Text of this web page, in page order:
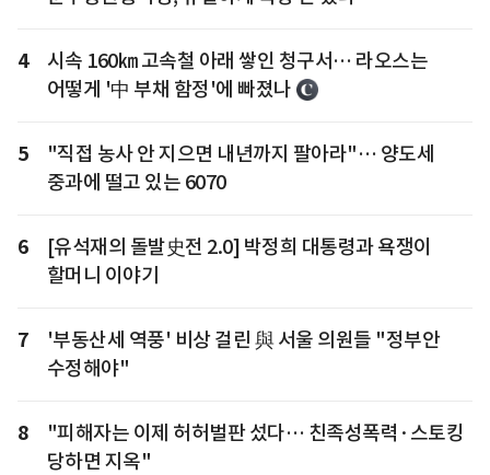
4
시속 160㎞ 고속철 아래 쌓인 청구서… 라오스는
어떻게 '中 부채 함정'에 빠졌나
5
"직접 농사 안 지으면 내년까지 팔아라"… 양도세
중과에 떨고 있는 6070
6
[유석재의 돌발史전 2.0] 박정희 대통령과 욕쟁이
할머니 이야기
7
'부동산세 역풍' 비상 걸린 與 서울 의원들 "정부안
수정해야"
8
"피해자는 이제 허허벌판 섰다… 친족성폭력·스토킹
당하면 지옥"